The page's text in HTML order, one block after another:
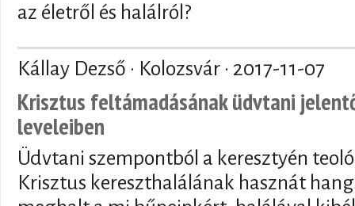
az életről és halálról?
Kállay Dezső · Kolozsvár · 2017-11-07
Krisztus feltámadásának üdvtani
leveleiben
Üdvtani szempontból a keresztyén
Krisztus kereszthalálának hasznát